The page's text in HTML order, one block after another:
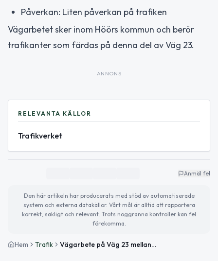
Påverkan: Liten påverkan på trafiken
Vägarbetet sker inom Höörs kommun och berör
trafikanter som färdas på denna del av Väg 23.
ANNONS
RELEVANTA KÄLLOR
Trafikverket
Anmäl fel
Den här artikeln har producerats med stöd av automatiserade
system och externa datakällor. Vårt mål är alltid att rapportera
korrekt, sakligt och relevant. Trots noggranna kontroller kan fel
förekomma.
Hem Trafik Vägarbete på Väg 23 mellan Cirkulationsplats Höör Södra och Höör N